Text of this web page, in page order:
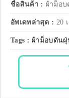
ชื่อสินค้า : ผ้าม็อ
อัพเดทล่าสุด : 20
Tags : ผ้าม็อบดัน